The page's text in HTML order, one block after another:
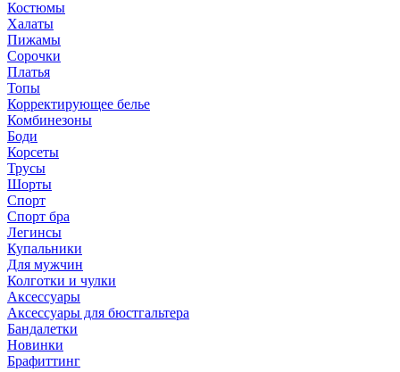
Костюмы
Халаты
Пижамы
Сорочки
Платья
Топы
Корректирующее белье
Комбинезоны
Боди
Корсеты
Трусы
Шорты
Спорт
Спорт бра
Легинсы
Купальники
Для мужчин
Колготки и чулки
Аксессуары
Аксессуары для бюстгальтера
Бандалетки
Новинки
Брафиттинг